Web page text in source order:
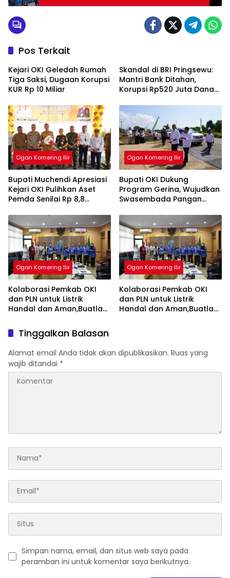
Pajak 2025
Pos Terkait
Kejari OKI Geledah Rumah
Tiga Saksi, Dugaan Korupsi
KUR Rp 10 Miliar
Skandal di BRI Pringsewu:
Mantri Bank Ditahan,
Korupsi Rp520 Juta Dana
Ogan Komering Ilir
Bupati Muchendi Apresiasi
Kejari OKI Pulihkan Aset
Pemda Senilai Rp 8,8
samping menjadi lebih
menarik
Ogan Komering Ilir
Bupati OKI Dukung
Program Gerina, Wujudkan
Swasembada Pangan
samping menjadi lebih
menarik
Ogan Komering Ilir
Kolaborasi Pemkab OKI
dan PLN untuk Listrik
Handal dan Aman,Buatlah
lebih menarik
Ogan Komering Ilir
Kolaborasi Pemkab OKI
dan PLN untuk Listrik
Handal dan Aman,Buatlah
Tinggalkan Balasan
Alamat email Anda tidak akan dipublikasikan. Ruas yang
wajib ditandai *
Simpan nama, email, dan situs web saya pada
peramban ini untuk komentar saya berikutnya.